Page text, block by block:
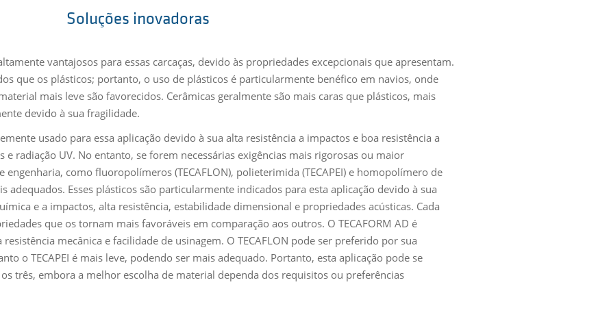
Soluções inovadoras
vantajosos para essas carcaças, devido às propriedades excepcionais que apresentam.
que os plásticos; portanto, o uso de plásticos é particularmente benéfico em navios, onde
mais leve são favorecidos. Cerâmicas geralmente são mais caras que plásticos, mais
devido à sua fragilidade.
usado para essa aplicação devido à sua alta resistência a impactos e boa resistência a
radiação UV. No entanto, se forem necessárias exigências mais rigorosas ou maior
como fluoropolímeros (TECAFLON), polieterimida (TECAPEI) e homopolímero de
adequados. Esses plásticos são particularmente indicados para esta aplicação devido à sua
e a impactos, alta resistência, estabilidade dimensional e propriedades acústicas. Cada
que os tornam mais favoráveis em comparação aos outros. O TECAFORM AD é
mecânica e facilidade de usinagem. O TECAFLON pode ser preferido por sua
o TECAPEI é mais leve, podendo ser mais adequado. Portanto, esta aplicação pode se
três, embora a melhor escolha de material dependa dos requisitos ou preferências